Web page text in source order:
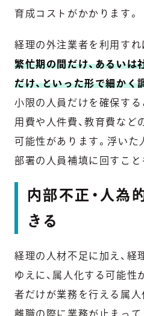
育成コストがかかります。
経理の外注業者を利用すれ
繁忙期の間だけ、あるいは
だけ、といった形で細かく
小限の人員だけを確保する
用費や人件費、教育費など
可能性があります。浮いた
部署の人員補填に回すこと
内部不正・人為
きる
経理の人材不足に加え、経
ゆえに、属人化する可能性
者だけが業務を行える属人
離職の際に業務が止まって